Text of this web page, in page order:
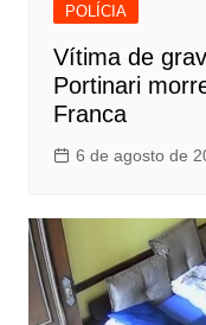
POLÍCIA
Vítima de
Portinari
Franca
6 de agosto de